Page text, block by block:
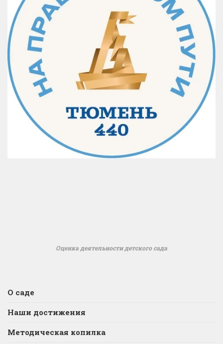
Оценка деятельности детского сада
О саде
Наши достижения
Методическая копилка